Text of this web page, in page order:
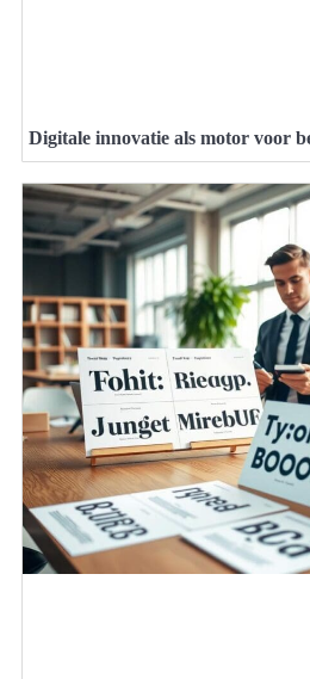
Digitale innovatie als motor voor